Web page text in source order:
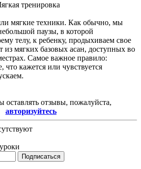
тренировка
мягкие техники. Как обычно, мы
паузы, в которой
телу, к ребенку, продыхиваем свое
из мягких базовых асан, доступных во
Самое важное правило:
что кажется или чувствуется
оставлять отзывы, пожалуйста,
авторизуйтесь
Подписаться